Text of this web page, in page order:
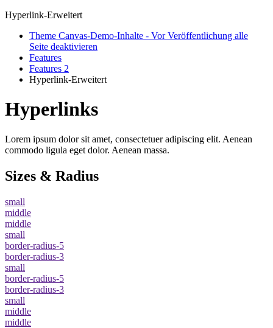
Hyperlink-Erweitert
Theme Canvas-Demo-Inhalte - Vor Veröffentlichung alle
Seite deaktivieren
Features
Features 2
Hyperlink-Erweitert
Hyperlinks
Lorem ipsum dolor sit amet, consectetuer adipiscing elit. Aenean
commodo ligula eget dolor. Aenean massa.
Sizes & Radius
small
middle
middle
small
border-radius-5
border-radius-3
small
border-radius-5
border-radius-3
small
middle
middle